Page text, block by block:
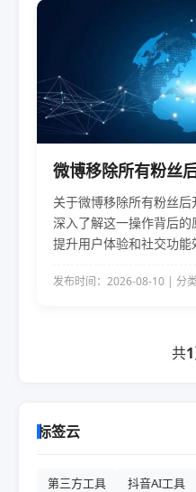
微博移除所有粉丝
关于微博移除所有粉丝后
深入了解这一操作背后的
提升用户体验和社交功能
发布时间：2026-08-10 | 分类
共1
标签云
第三方工具 抖音AI工具